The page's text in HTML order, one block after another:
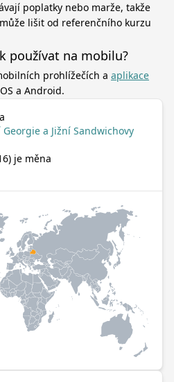
poplatky nebo marže, takže
lišit od referenčního kurzu
používat na mobilu?
prohlížečích a aplikace
a Android.
a Jižní Sandwichovy
je měna